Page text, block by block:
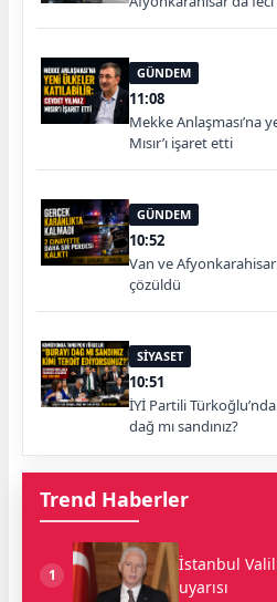
GÜNDEM
11:08
Mekke Anlaşması’na
Mısır’ı işaret etti
GÜNDEM
10:52
Van ve
çözüldü
SİYASET
10:51
İYİ Partili
dağ mı sandınız?
Trend Haberler
1
İstanbul
uyarısı